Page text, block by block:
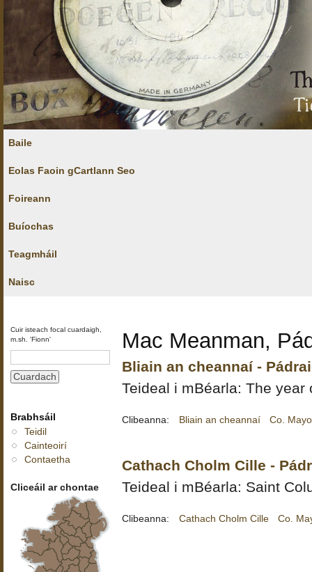
Baile
Eolas Faoin gCartlann Seo
Foireann
Buíochas
Teagmháil
Naisc
Cuir isteach focal cuardaigh,
m.sh. 'Fionn'
Brabhsáil
Teidil
Cainteoirí
Contaetha
Cliceáil ar chontae
Mac Meanman,
Bliain an cheannaí -
Teideal i mBéarla: The
Clibeanna: Bliain an cheannaí Co. Mayo
Cathach Cholm Cille -
Teideal i mBéarla: Saint
Clibeanna: Cathach Cholm Cille Co.